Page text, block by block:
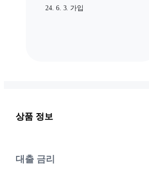
24. 6. 3. 가입
상품 정보
대출 금리